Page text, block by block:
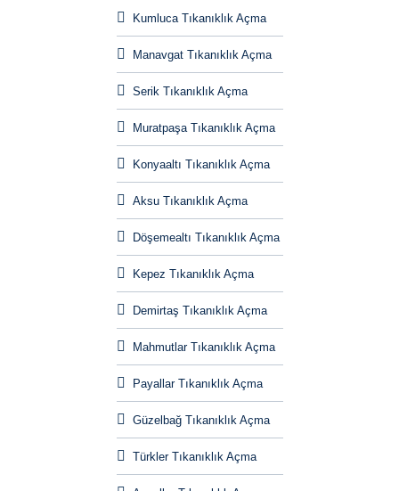
Kumluca Tıkanıklık Açma
Manavgat Tıkanıklık Açma
Serik Tıkanıklık Açma
Muratpaşa Tıkanıklık Açma
Konyaaltı Tıkanıklık Açma
Aksu Tıkanıklık Açma
Döşemealtı Tıkanıklık Açma
Kepez Tıkanıklık Açma
Demirtaş Tıkanıklık Açma
Mahmutlar Tıkanıklık Açma
Payallar Tıkanıklık Açma
Güzelbağ Tıkanıklık Açma
Türkler Tıkanıklık Açma